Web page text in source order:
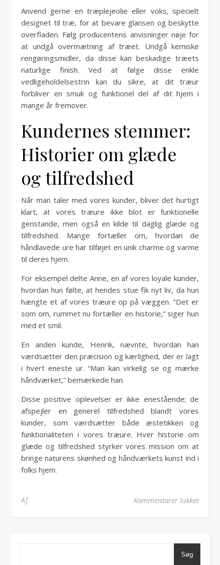
Anvend gerne en træplejeolie eller voks, specielt
designet til træ, for at bevare glansen og beskytte
overfladen. Følg producentens anvisninger nøje for
at undgå overmætning af træet. Undgå kemiske
rengøringsmidler, da disse kan beskadige træets
naturlige finish. Ved at følge disse enkle
vedligeholdelsestrin kan du sikre, at dit træur
forbliver en smuk og funktionel del af dit hjem i
mange år fremover.
Kundernes stemmer:
Historier om glæde
og tilfredshed
Når man taler med vores kunder, bliver det hurtigt
klart, at vores træure ikke blot er funktionelle
genstande, men også en kilde til daglig glæde og
tilfredshed. Mange fortæller om, hvordan de
håndlavede ure har tilføjet en unik charme og varme
til deres hjem.
For eksempel delte Anne, en af vores loyale kunder,
hvordan hun følte, at hendes stue fik nyt liv, da hun
hængte et af vores træure op på væggen. “Det er
som om, rummet nu fortæller en historie,” siger hun
med et smil.
En anden kunde, Henrik, nævnte, hvordan han
værdsætter den præcision og kærlighed, der er lagt
i hvert eneste ur. “Man kan virkelig se og mærke
håndværket,” bemærkede han.
Disse positive oplevelser er ikke enestående; de
afspejler en generel tilfredshed blandt vores
kunder, som værdsætter både æstetikken og
funktionaliteten i vores træure. Hver historie om
glæde og tilfredshed styrker vores mission om at
bringe naturens skønhed og håndværkets kunst ind i
folks hjem.
Af Kommentarer lukkettil
Søg